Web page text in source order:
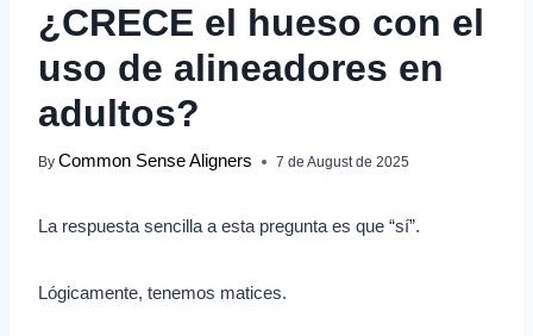
¿CRECE el hueso con el
uso de alineadores en
adultos?
By Common Sense Aligners 7 de August de 2025
La respuesta sencilla a esta pregunta es que “sí”.
Lógicamente, tenemos matices.